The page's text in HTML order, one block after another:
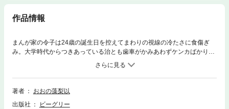
作品情報
まんが家の令子は24歳の誕生日を控えてまわりの視線の冷たさに食傷ぎ
み。大学時代からつきあっている治とも歯車がかみあわずケンカばかり。
お互いになかなか次の一歩に踏み出せない二人は…
著者
おおの藻梨以
出版社
ビーグリー